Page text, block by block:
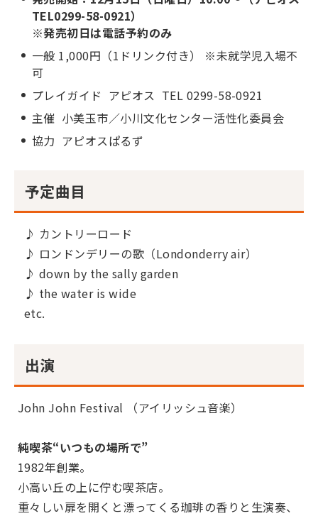
TEL0299-58-0921）
※発売初日は電話予約のみ
一般 1,000円（1ドリンク付き） ※未就学児入場不
可
プレイガイド アピオス TEL 0299-58-0921
主催 小美玉市／小川文化センター活性化委員会
協力 アピオスぱるず
予定曲目
♪ カントリーロード
♪ ロンドンデリーの歌（Londonderry air）
♪ down by the sally garden
♪ the water is wide
etc.
出演
John John Festival （アイリッシュ音楽）
純喫茶“いつもの場所で”
1982年創業。
小高い丘の上に佇む喫茶店。
重々しい扉を開くと漂ってくる珈琲の香りと生演奏、